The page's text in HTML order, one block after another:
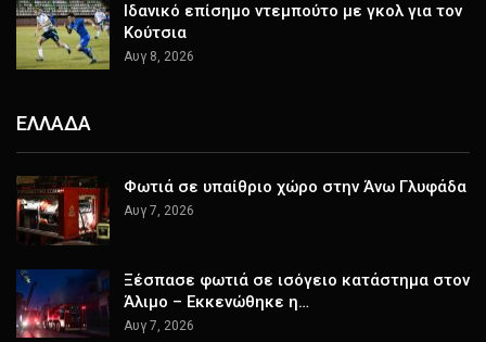
Ιδανικό επίσημο ντεμπούτο με γκολ για τον
Κούτσια
Αυγ 8, 2026
ΕΛΛΑΔΑ
Φωτιά σε υπαίθριο χώρο στην Άνω Γλυφάδα
Αυγ 7, 2026
Ξέσπασε φωτιά σε ισόγειο κατάστημα στον
Άλιμο – Εκκενώθηκε η…
Αυγ 7, 2026